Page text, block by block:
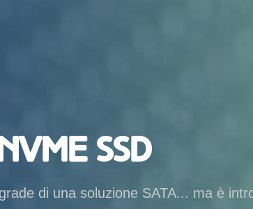
SSD
di una soluzione SATA... ma è